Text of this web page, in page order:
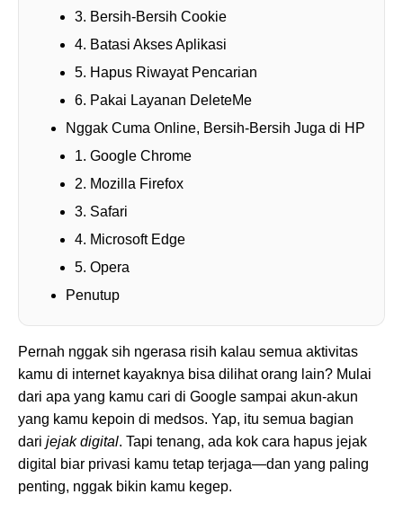
3. Bersih-Bersih Cookie
4. Batasi Akses Aplikasi
5. Hapus Riwayat Pencarian
6. Pakai Layanan DeleteMe
Nggak Cuma Online, Bersih-Bersih Juga di HP
1. Google Chrome
2. Mozilla Firefox
3. Safari
4. Microsoft Edge
5. Opera
Penutup
Pernah nggak sih ngerasa risih kalau semua aktivitas
kamu di internet kayaknya bisa dilihat orang lain? Mulai
dari apa yang kamu cari di Google sampai akun-akun
yang kamu kepoin di medsos. Yap, itu semua bagian
dari jejak digital. Tapi tenang, ada kok cara hapus jejak
digital biar privasi kamu tetap terjaga—dan yang paling
penting, nggak bikin kamu kegep.